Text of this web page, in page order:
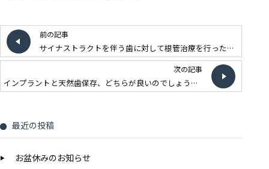
前の記事
サイナストラクトを伴う歯に対して根管治療を行った一例
次の記事
インプラントと天然歯保存、どちらが良いのでしょうか？
最近の投稿
お盆休みのお知らせ